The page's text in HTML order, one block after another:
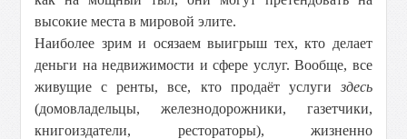
высокие места в мировой элите.
Наиболее зрим и осязаем выигрыш тех, кто делает
деньги на недвижимости и сфере услуг. Вообще, все
живущие с ренты, все, кто продаёт услуги здесь
(домовладельцы, железнодорожники, газетчики,
книгоиздатели, рестораторы), жизненно